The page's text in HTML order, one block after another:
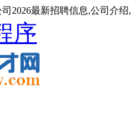
2026最新招聘信息,公司介
序